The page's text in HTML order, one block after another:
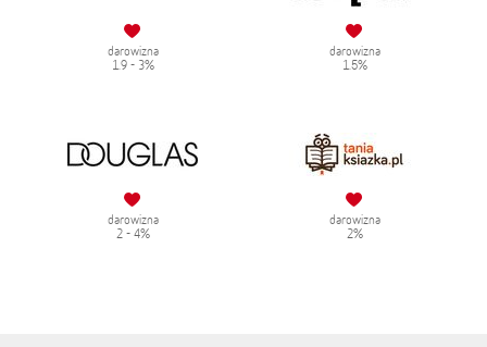
darowizna
1.9 - 3%
darowizna
1.5%
darowizna
2 - 4%
darowizna
2%